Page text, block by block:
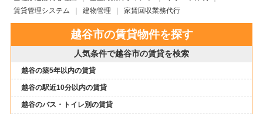
賃貸管理システム
建物管理 家賃回収業務代行
越谷市の賃貸物件を探す
人気条件で越谷市の賃貸を検索
越谷の築5年以内の賃貸
越谷の駅近10分以内の賃貸
越谷のバス・トイレ別の賃貸